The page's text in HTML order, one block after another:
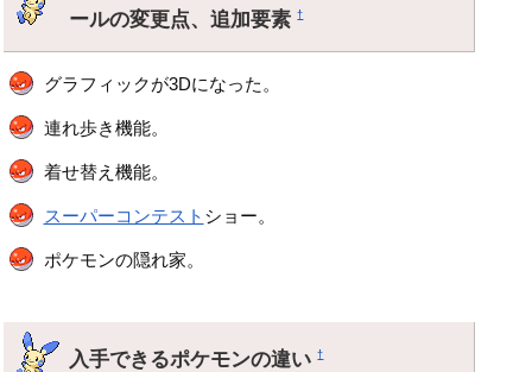
ールの変更点、追加要素†
グラフィックが3Dになった。
連れ歩き機能。
着せ替え機能。
スーパーコンテスト ショー。
ポケモンの隠れ家。
入手できるポケモンの違い†